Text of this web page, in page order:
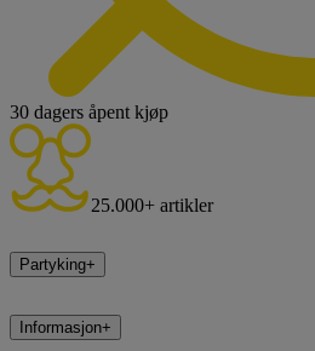
30 dagers åpent kjøp
25.000+ artikler
Partyking+
Informasjon+